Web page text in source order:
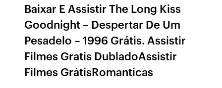
Baixar E Assistir The Long Kiss
Goodnight – Despertar De Um
Pesadelo – 1996 Grátis. Assistir
Filmes Gratis DubladoAssistir
Filmes GrátisRomanticas